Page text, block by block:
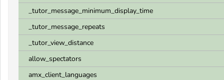
_tutor_message_minimum_display_time
_tutor_message_repeats
_tutor_view_distance
allow_spectators
amx_client_languages